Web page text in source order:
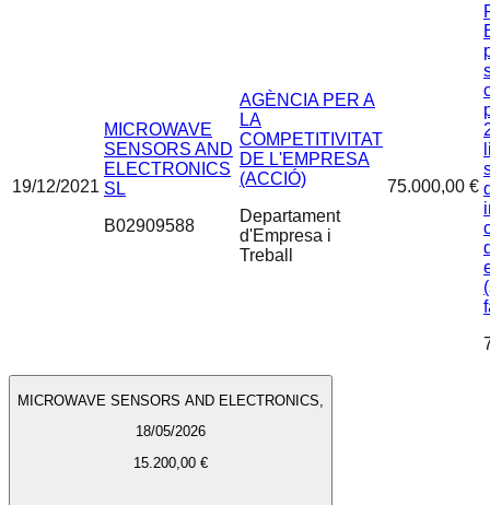
19/12/2021
MICROWAVE
SENSORS AND
ELECTRONICS
SL
B02909588
AGÈNCIA PER A
LA
COMPETITIVITAT
DE L'EMPRESA
(ACCIÓ)
Departament
d'Empresa i
Treball
75.000,00 €
MICROWAVE SENSORS AND ELECTRONICS,
18/05/2026
15.200,00 €